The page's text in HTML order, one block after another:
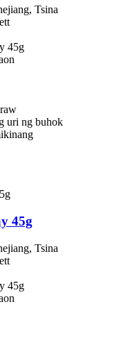
Tsina
45g
uri ng buhok
45g
Tsina
45g